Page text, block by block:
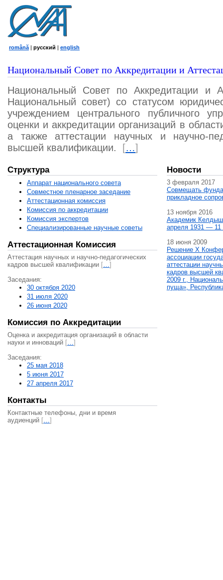
română | русский | english
Национальный Совет по Аккредитации и
Национальный Совет по Аккредитации и
Национальный совет) со статусом
учреждением центрального публичного
оценки и аккредитации организаций в
а также аттестации научных и научно-
высшей квалификации.
[…]
Структура
Аппарат национального совета
Совместное пленарное заседание
Аттестационная комисcия
Комиссия по аккредитации
Комиссия экспертов
Специализированные научные советы
Аттестационная Комиссия
Аттестация научных и научно-педагогических
кадров высшей квалификации […]
Заседания:
30 октября 2020
31 июля 2020
26 июня 2020
Комиссия по Аккредитации
Оценка и аккредитация организаций в области
науки и инноваций […]
Заседания:
25 мая 2018
5 июня 2017
27 апреля 2017
Контакты
Контактные телефоны, дни и время
аудиенций […]
Новости
3 февраля 2017
Совмещать
прикладное
13 ноября 2016
Академик
апреля 1931 — 11
18 июня 2009
Решение X
ассоциации
аттестации
кадров высшей
2009 г.,
пуща»,